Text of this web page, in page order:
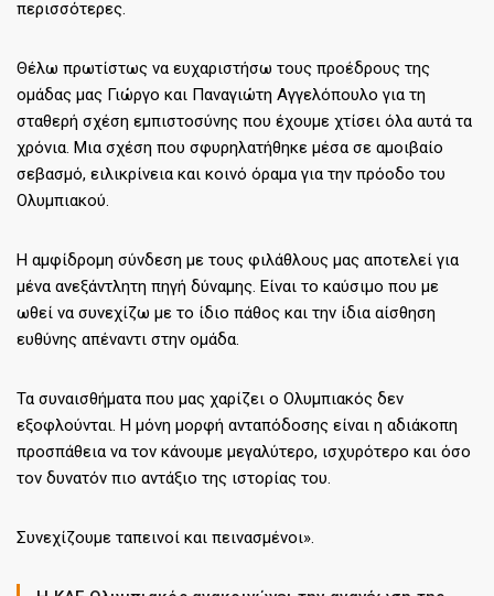
περισσότερες.
Θέλω πρωτίστως να ευχαριστήσω τους προέδρους της
ομάδας μας Γιώργο και Παναγιώτη Αγγελόπουλο για τη
σταθερή σχέση εμπιστοσύνης που έχουμε χτίσει όλα αυτά τα
χρόνια. Μια σχέση που σφυρηλατήθηκε μέσα σε αμοιβαίο
σεβασμό, ειλικρίνεια και κοινό όραμα για την πρόοδο του
Ολυμπιακού.
Η αμφίδρομη σύνδεση με τους φιλάθλους μας αποτελεί για
μένα ανεξάντλητη πηγή δύναμης. Είναι το καύσιμο που με
ωθεί να συνεχίζω με το ίδιο πάθος και την ίδια αίσθηση
ευθύνης απέναντι στην ομάδα.
Τα συναισθήματα που μας χαρίζει ο Ολυμπιακός δεν
εξοφλούνται. Η μόνη μορφή ανταπόδοσης είναι η αδιάκοπη
προσπάθεια να τον κάνουμε μεγαλύτερο, ισχυρότερο και όσο
τον δυνατόν πιο αντάξιο της ιστορίας του.
Συνεχίζουμε ταπεινοί και πεινασμένοι».